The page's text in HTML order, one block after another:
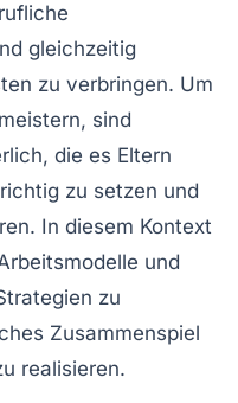
gleichzeitig
zu verbringen. Um
sind
die es Eltern
richtig zu setzen und
In diesem Kontext
und
zu
Zusammenspiel
realisieren.